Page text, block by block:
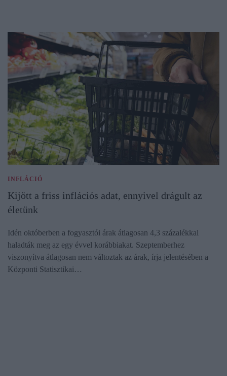
INFLÁCIÓ
Kijött a friss inflációs adat, ennyivel drágult az
életünk
Idén októberben a fogyasztói árak átlagosan 4,3 százalékkal
haladták meg az egy évvel korábbiakat. Szeptemberhez
viszonyítva átlagosan nem változtak az árak, írja jelentésében a
Központi Statisztikai…